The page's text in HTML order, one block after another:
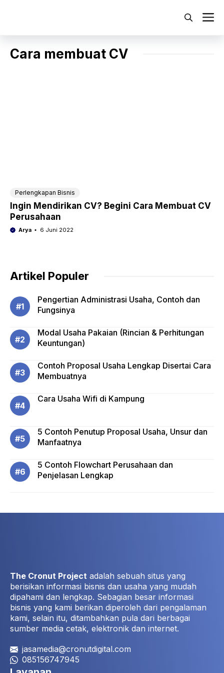
Cara membuat CV
Perlengkapan Bisnis
Ingin Mendirikan CV? Begini Cara Membuat CV
Perusahaan
Arya 6 Juni 2022
Artikel Populer
Pengertian Administrasi Usaha, Contoh dan
Fungsinya
Modal Usaha Pakaian (Rincian & Perhitungan
Keuntungan)
Contoh Proposal Usaha Lengkap Disertai Cara
Membuatnya
Cara Usaha Wifi di Kampung
5 Contoh Penutup Proposal Usaha, Unsur dan
Manfaatnya
5 Contoh Flowchart Perusahaan dan
Penjelasan Lengkap
The Cronut Project adalah sebuah situs yang
berisikan informasi bisnis dan usaha yang mudah
dipahami dan lengkap. Sebagian besar informasi
bisnis yang kami berikan diperoleh dari pengalaman
kami, selain itu, ditambahkan pula dari berbagai
sumber media cetak, elektronik dan internet.
jasamedia@cronutdigital.com
085156747945